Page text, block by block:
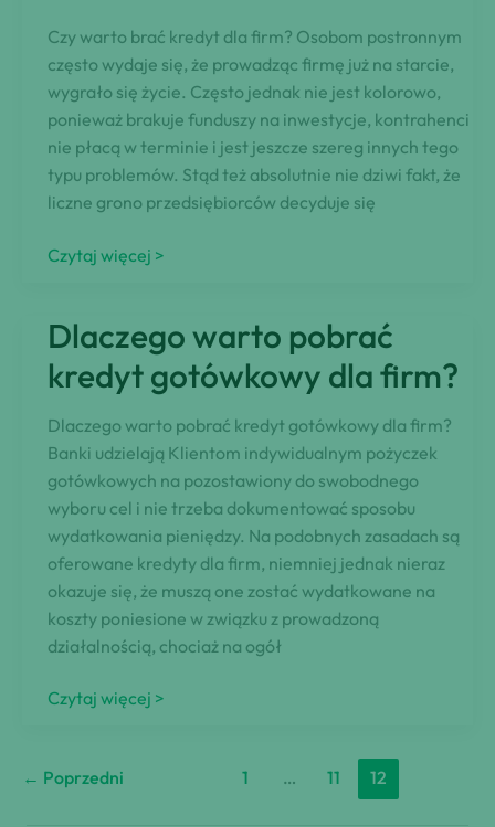
kredyt
na
innowacje
technologiczne
Czy warto brać kredyt dla firm? Osobom postronnym
często wydaje się, że prowadząc firmę już na starcie,
wygrało się życie. Często jednak nie jest kolorowo,
ponieważ brakuje funduszy na inwestycje, kontrahenci
nie płacą w terminie i jest jeszcze szereg innych tego
typu problemów. Stąd też absolutnie nie dziwi fakt, że
liczne grono przedsiębiorców decyduje się
Czy
kredyt
dla
firm?
Czytaj więcej >
Dlaczego warto pobrać
kredyt gotówkowy dla firm?
Dlaczego warto pobrać kredyt gotówkowy dla firm?
Banki udzielają Klientom indywidualnym pożyczek
gotówkowych na pozostawiony do swobodnego
wyboru cel i nie trzeba dokumentować sposobu
wydatkowania pieniędzy. Na podobnych zasadach są
oferowane kredyty dla firm, niemniej jednak nieraz
okazuje się, że muszą one zostać wydatkowane na
koszty poniesione w związku z prowadzoną
działalnością, chociaż na ogół
Dlaczego
kredyt
Czytaj więcej >
← Poprzedni 1 … 11 12